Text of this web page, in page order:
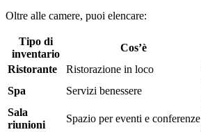
Oltre alle camere, puoi elencare:
Tipo di
inventario
Cos’è
Ristorante
Ristorazione in loco
Spa
Servizi benessere
Sala
riunioni
Spazio per eventi e conferenze